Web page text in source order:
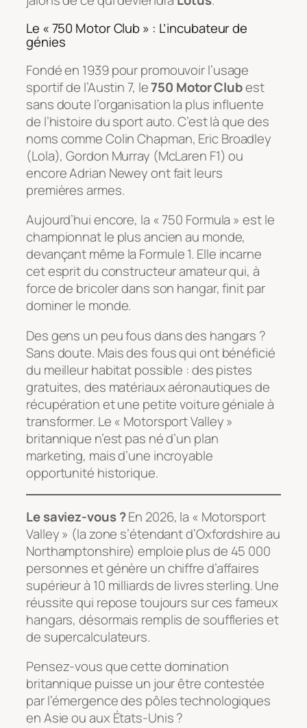
Le « 750 Motor Club » : L’incubateur de
génies
Fondé en 1939 pour promouvoir l’usage
sportif de l’Austin 7, le750 Motor Clubest
sans doute l’organisation la plus influente
de l’histoire du sport auto. C’est là que des
noms comme Colin Chapman, Eric Broadley
(Lola), Gordon Murray (McLaren F1) ou
encore Adrian Newey ont fait leurs
premières armes.
Aujourd’hui encore, la « 750 Formula » est le
championnat le plus ancien au monde,
devançant même la Formule 1. Elle incarne
cet esprit du constructeur amateur qui, à
force de bricoler dans son hangar, finit par
dominer le monde.
Des gens un peu fous dans des hangars ?
Sans doute. Mais des fous qui ont bénéficié
du meilleur habitat possible : des pistes
gratuites, des matériaux aéronautiques de
récupération et une petite voiture géniale à
transformer. Le « Motorsport Valley »
britannique n’est pas né d’un plan
marketing, mais d’une incroyable
opportunité historique.
Le saviez-vous ?En 2026, la « Motorsport
Valley » (la zone s’étendant d’Oxfordshire au
Northamptonshire) emploie plus de 45 000
personnes et génère un chiffre d’affaires
supérieur à 10 milliards de livres sterling. Une
réussite qui repose toujours sur ces fameux
hangars, désormais remplis de souffleries et
de supercalculateurs.
Pensez-vous que cette domination
britannique puisse un jour être contestée
par l’émergence des pôles technologiques
en Asie ou aux États-Unis ?